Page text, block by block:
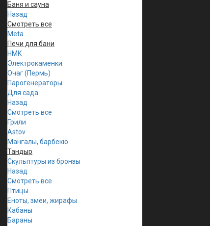
Баня и сауна
Назад
Смотреть все
Meta
Печи для бани
НМК
Электрокаменки
Очаг (Пермь)
Парогенераторы
Для сада
Назад
Смотреть все
Грили
Astov
Мангалы, барбекю
Тандыр
Скульптуры из бронзы
Назад
Смотреть все
Птицы
Еноты, змеи, жирафы
Кабаны
Бараны